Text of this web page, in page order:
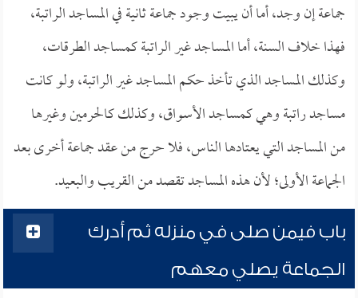
جماعة إن وجد، أما أن يبيت وجود جماعة ثانية في المساجد الراتبة،
فهذا خلاف السنة، أما المساجد غير الراتبة كمساجد الطرقات،
وكذلك المساجد الذي تأخذ حكم المساجد غير الراتبة، ولو كانت
مساجد راتبة وهي كمساجد الأسواق، وكذلك كالحرمين وغيرها
من المساجد التي يعتادها الناس، فلا حرج من عقد جماعة أخرى بعد
الجماعة الأولى؛ لأن هذه المساجد تقصد من القريب والبعيد.
باب فيمن صلى في منزله ثم أدرك
الجماعة يصلي معهم